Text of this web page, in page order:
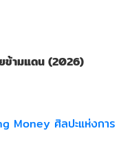
ข้ามแดน (2026)